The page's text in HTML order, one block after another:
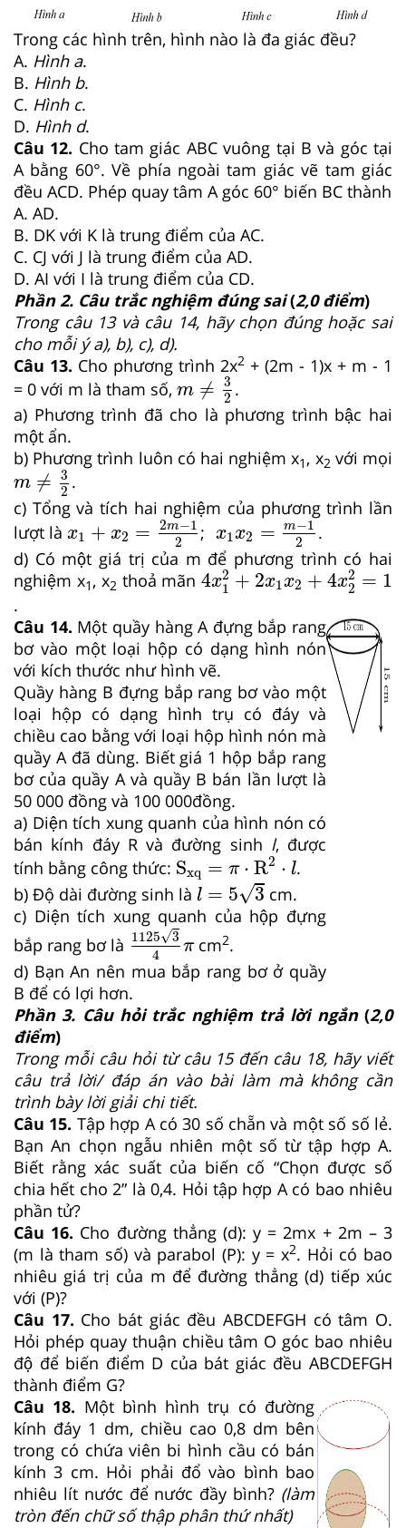
Trong các hình trên, hình nào là đa giác đều?
A. Hình a.
B. Hình b.
C. Hình c.
D. Hình d.
Câu 12. Cho tam giác ABC vuông tại B và góc tại
A bằng 60°. Về phía ngoài tam giác vẽ tam giác
đều ACD. Phép quay tâm A góc 60° biến BC thành
A. AD.
B. DK với K là trung điểm của AC.
C. CJ với J là trung điểm của AD.
D. AI với I là trung điểm của CD.
Phần 2. Câu trắc nghiệm đúng sai(2,0 điểm)
Trong câu 13 và câu 14, hãy chọn đúng hoặc sai
cho mỗi ý a), b), c), d).
Câu 13. Cho phương trình 2x2 + (2m - 1)x + m - 1
= 0 với m là tham số, m ≠
3
2
m≠3 2 .
a) Phương trình đã cho là phương trình bậc hai
một ẩn.
b) Phương trình luôn có hai nghiệm x1, x2 với mọi
m ≠
3
2
m ≠ 32 .
c) Tổng và tích hai nghiệm của phương trình lần
lượt là x1 + x2 = 2m−1
2
x 1+x2=2m−12; x1x2 = m−1
2
x 1x2 =m−12.
d) Có một giá trị của m để phương trình có hai
nghiệm x1 , x2 thoả mãn4x2
1 + 2x1x2 + 4x2
2 = 1
4x12+2x1 x2+4 x2 2=1
.
Câu 14. Một quầy hàng A đựng bắp rang
bơ vào một loại hộp có dạng hình nón
với kích thước như hình vẽ.
Quầy hàng B đựng bắp rang bơ vào một
loại hộp có dạng hình trụ có đáy và
chiều cao bằng với loại hộp hình nón mà
quầy A đã dùng. Biết giá 1 hộp bắp rang
bơ của quầy A và quầy B bán lần lượt là
50 000 đồng và 100 000đồng.
a) Diện tích xung quanh của hình nón có
bán kính đáy R và đường sinh l, được
tính bằng công thức: Sxq = π ⋅ R2 ⋅ l
Sxq= π⋅R2⋅l
.
b) Độ dài đường sinh là l = 5√3
l 3
cm.
c) Diện tích xung quanh của hộp đựng
bắp rang bơ là 1125√3
4
π
112534π
cm2.
d) Bạn An nên mua bắp rang bơ ở quầy
B để có lợi hơn.
Phần 3. Câu hỏi trắc nghiệm trả lời ngắn (2,0
điểm)
Trong mỗi câu hỏi từ câu 15 đến câu 18, hãy viết
câu trả lời/ đáp án vào bài làm mà không cần
trình bày lời giải chi tiết.
Câu 15. Tập hợp A có 30 số chẵn và một số số lẻ.
Bạn An chọn ngẫu nhiên một số từ tập hợp A.
Biết rằng xác suất của biến cố “Chọn được số
chia hết cho 2” là 0,4. Hỏi tập hợp A có bao nhiêu
phần tử?
Câu 16. Cho đường thẳng (d): y = 2mx + 2m – 3
(m là tham số) và parabol (P): y = x2. Hỏi có bao
nhiêu giá trị của m để đường thẳng (d) tiếp xúc
với (P)?
Câu 17. Cho bát giác đều ABCDEFGH có tâm O.
Hỏi phép quay thuận chiều tâm O góc bao nhiêu
độ để biến điểm D của bát giác đều ABCDEFGH
thành điểm G?
Câu 18. Một bình hình trụ có đường
kính đáy 1 dm, chiều cao 0,8 dm bên
trong có chứa viên bi hình cầu có bán
kính 3 cm. Hỏi phải đổ vào bình bao
nhiêu lít nước để nước đầy bình? (làm
tròn đến chữ số thập phân thứ nhất)